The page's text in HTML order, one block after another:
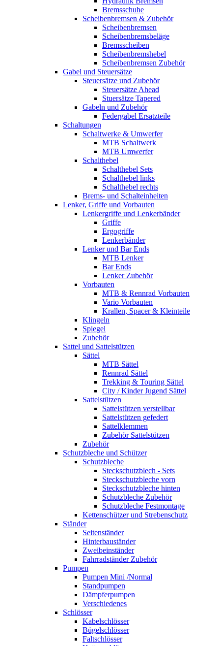
Bremsschuhe
Scheibenbremsen & Zubehör
Scheibenbremsen
Scheibenbremsbeläge
Bremsscheiben
Scheibenbremshebel
Scheibenbremsen Zubehör
Gabel und Steuersätze
Steuersätze und Zubehör
Steuersätze Ahead
Stuersätze Tapered
Gabeln und Zubehör
Federgabel Ersatzteile
Schaltungen
Schaltwerke & Umwerfer
MTB Schaltwerk
MTB Umwerfer
Schalthebel
Schalthebel Sets
Schalthebel links
Schalthebel rechts
Brems- und Schalteinheiten
Lenker, Griffe und Vorbauten
Lenkergriffe und Lenkerbänder
Griffe
Ergogriffe
Lenkerbänder
Lenker und Bar Ends
MTB Lenker
Bar Ends
Lenker Zubehör
Vorbauten
MTB & Rennrad Vorbauten
Vario Vorbauten
Krallen, Spacer & Kleinteile
Klingeln
Spiegel
Zubehör
Sattel und Sattelstützen
Sättel
MTB Sättel
Rennrad Sättel
Trekking & Touring Sättel
City / Kinder Jugend Sättel
Sattelstützen
Sattelstützen verstellbar
Sattelstützen gefedert
Sattelklemmen
Zubehör Sattelstützen
Zubehör
Schutzbleche und Schützer
Schutzbleche
Steckschutzblech - Sets
Steckschutzbleche vorn
Steckschutzbleche hinten
Schutzbleche Zubehör
Schutzbleche Festmontage
Kettenschützer und Strebenschutz
Ständer
Seitenständer
Hinterbauständer
Zweibeinständer
Fahrradständer Zubehör
Pumpen
Pumpen Mini /Normal
Standpumpen
Dämpferpumpen
Verschiedenes
Schlösser
Kabelschlösser
Bügelschlösser
Faltschlösser